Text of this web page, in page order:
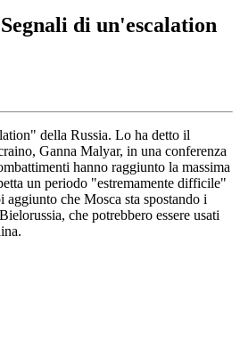
di un'escalation
della Russia. Lo ha detto il
Ganna Malyar, in una conferenza
hanno raggiunto la massima
un periodo "estremamente difficile"
che Mosca sta spostando i
che potrebbero essere usati